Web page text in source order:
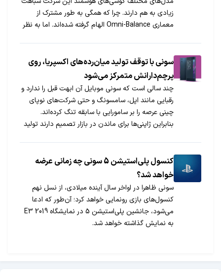
زیادی به هم دارند. چرا که همگی به طور مشترک از
معماری Omni-Balance الهام گرفته شده‌اند. اما به نظر
سونی با توقف تولید میان‌رده‌های اکسپریا، روی
پرچم‌دارانش متمرکز می‌شود
چند سالی است که سونی موبایل آن ابهت قبل را ندارد و
رقبایی مانند اپل، سامسونگ و حتی شرکت‌های نوپای
چینی عرصه را بر سامورایی با سابقه تنگ کرده‌اند.
بنابراین ژاپنی‌ها برای ماندن در بازار تصمیم دارند تولید
کنسول پلی‌استیشن 5 سونی چه زمانی عرضه
خواهد شد؟
سونی ظاهرا در اواخر سال آینده میلادی، از نسل نهم
کنسول‌های بازی رونمایی خواهد کرد؛ آن‌طور که ادعا
می‌شود، جانشین پلی‌استیشن 5 در نمایشگاه E3 2019
به نمایش گذاشته خواهد شد.